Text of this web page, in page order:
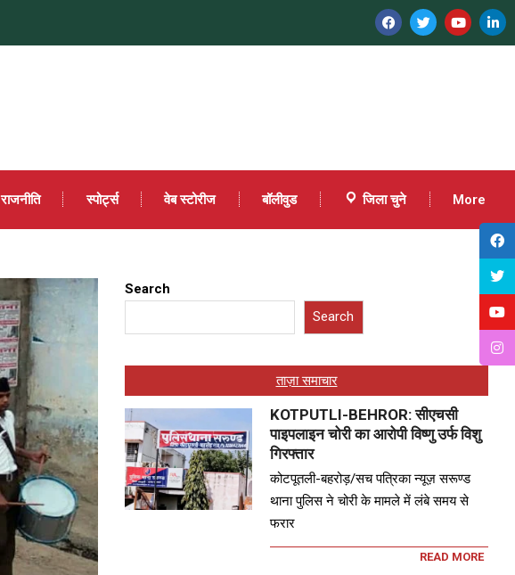
राजनीति स्पोर्ट्स वेब स्टोरीज बॉलीवुड जिला चुने More
Search
Search
ताज़ा समाचार
KOTPUTLI-BEHROR: सीएचसी
पाइपलाइन चोरी का आरोपी विष्णु उर्फ विशु
गिरफ्तार
कोटपूतली-बहरोड़/सच पत्रिका न्यूज़ सरूण्ड
थाना पुलिस ने चोरी के मामले में लंबे समय से
फरार
READ MORE